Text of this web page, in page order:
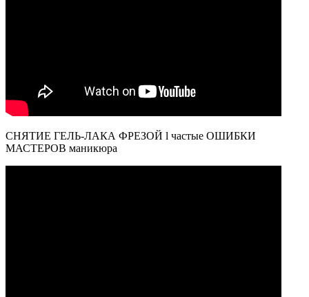
СНЯТИЕ ГЕЛЬ-ЛАКА ФРЕЗОЙ l частые ОШИБКИ
МАСТЕРОВ маникюра